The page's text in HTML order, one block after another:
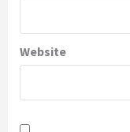
Website